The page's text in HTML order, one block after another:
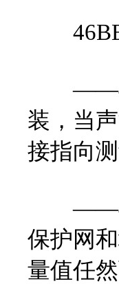
46BE
装，当
接指向
保护网
量值任